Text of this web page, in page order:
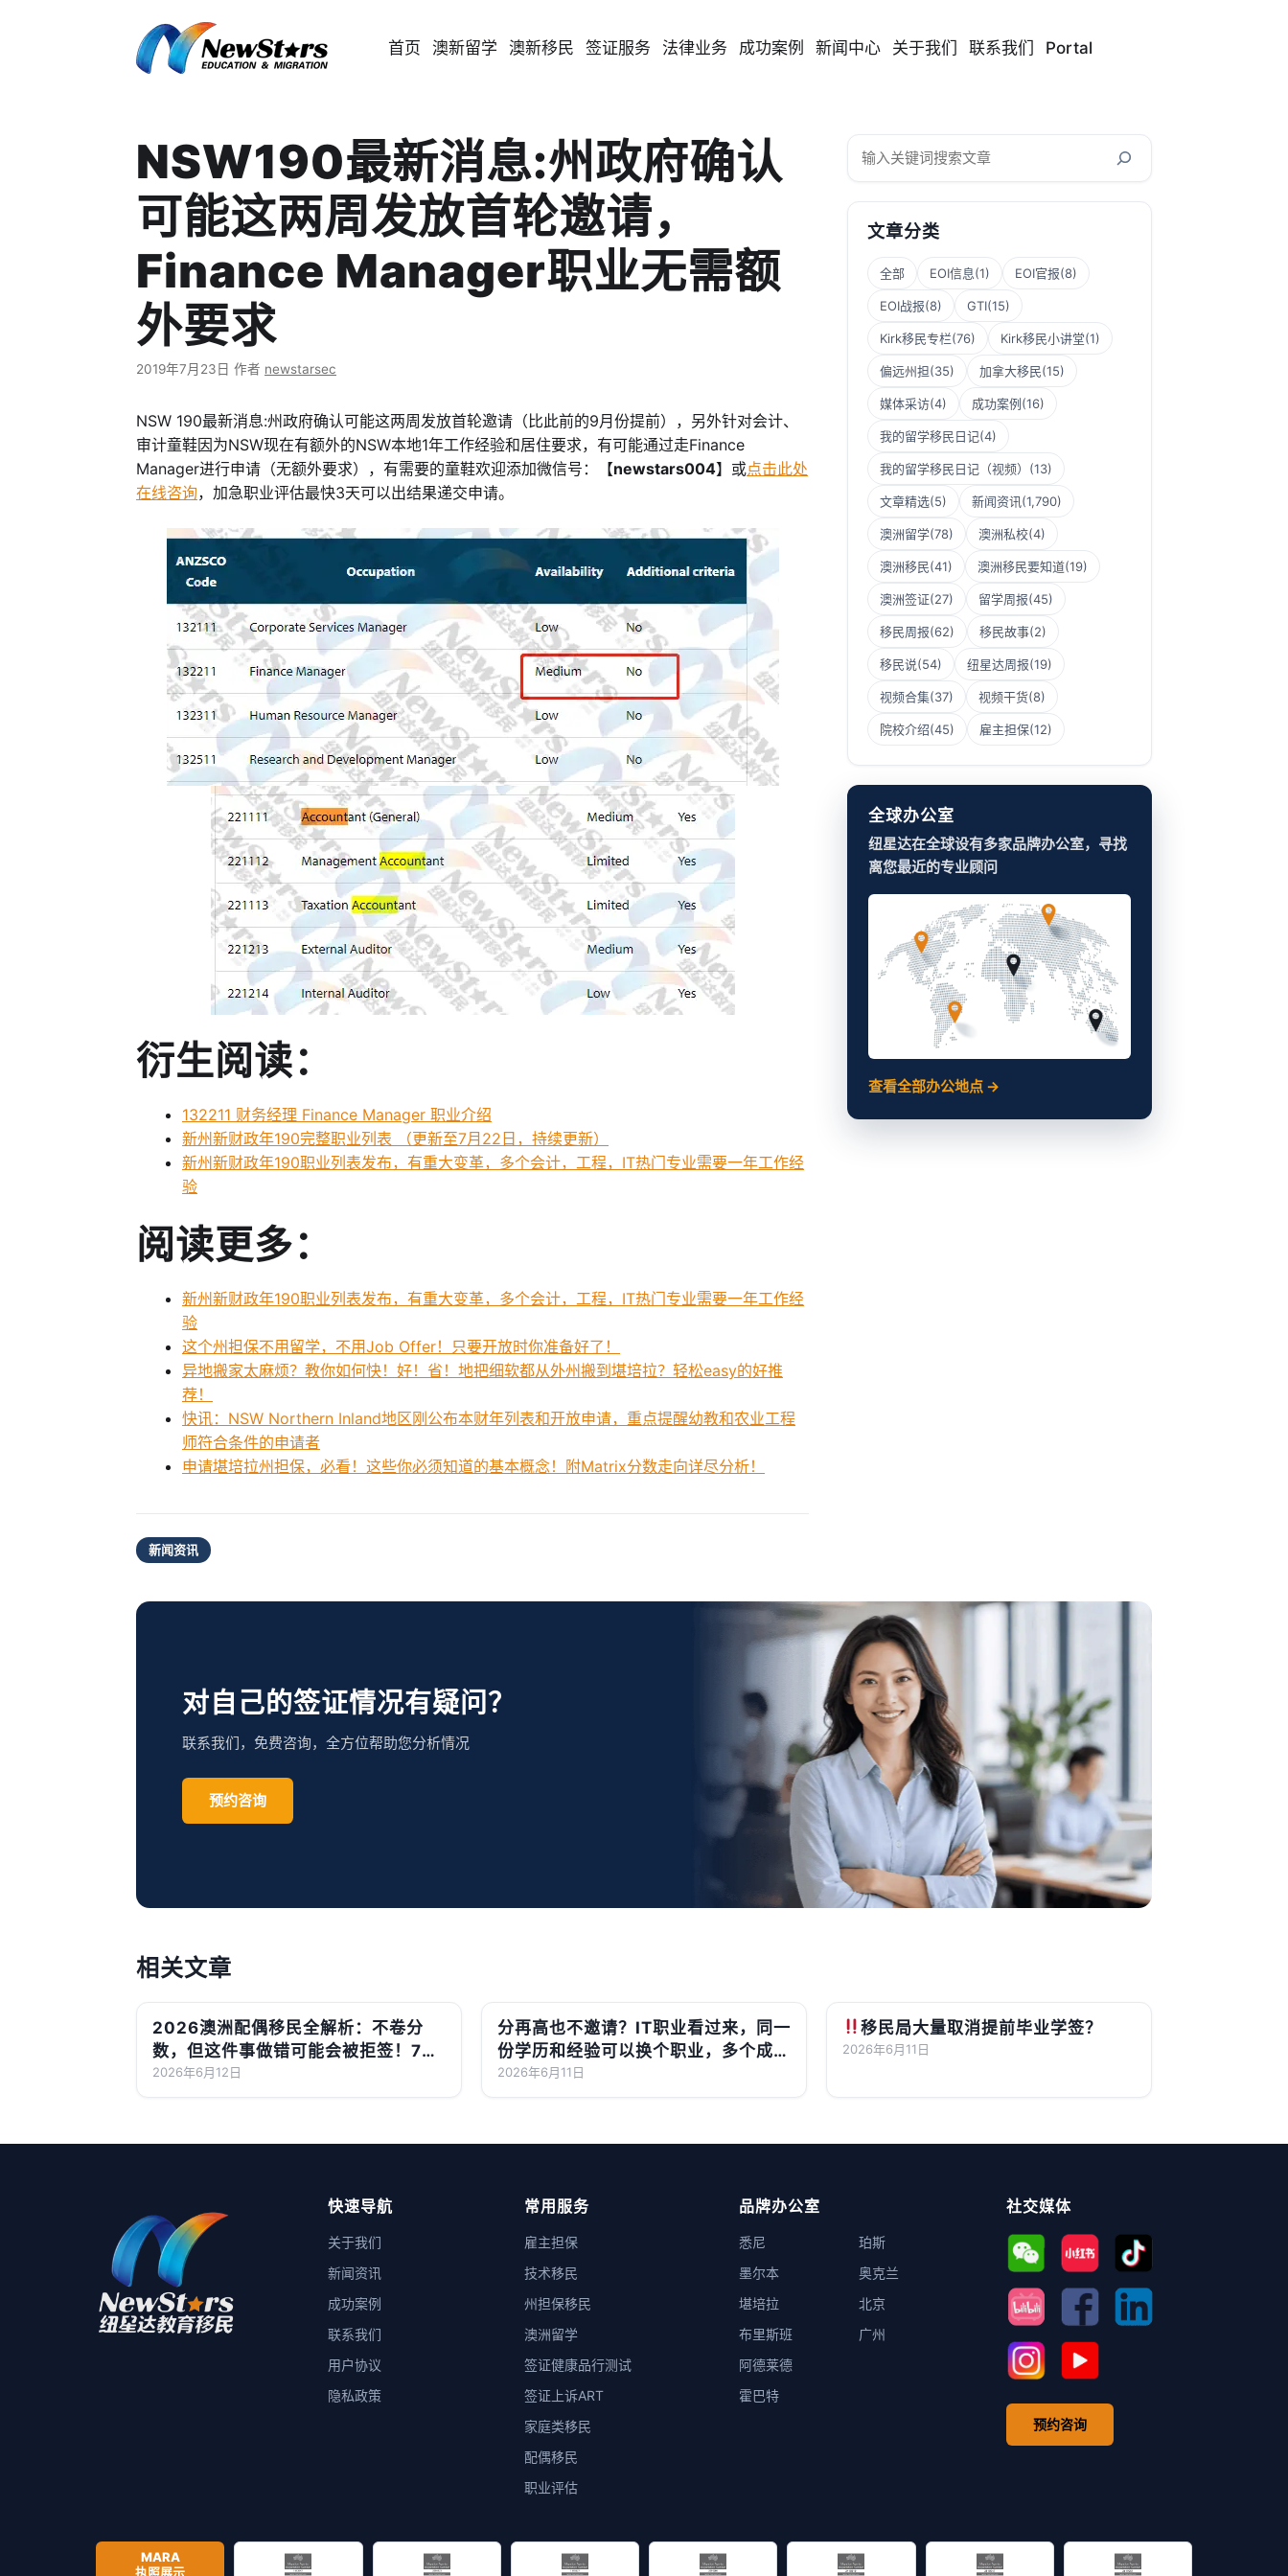
首页 澳新留学 澳新移民 签证服务 法律业务 成功案例 新闻中心 关于我们 联系我们 Portal
NSW190最新消息:州政府确认
可能这两周发放首轮邀请，
Finance Manager职业无需额
外要求
2019年7月23日 作者 newstarsec
NSW 190最新消息:州政府确认可能这两周发放首轮邀请（比此前的9月份提前），另外针对会计、
审计童鞋因为NSW现在有额外的NSW本地1年工作经验和居住要求，有可能通过走Finance
Manager进行申请（无额外要求），有需要的童鞋欢迎添加微信号：【newstars004】或点击此处
在线咨询，加急职业评估最快3天可以出结果递交申请。
衍生阅读：
132211 财务经理 Finance Manager 职业介绍
新州新财政年190完整职业列表 （更新至7月22日，持续更新）
新州新财政年190职业列表发布，有重大变革，多个会计，工程，IT热门专业需要一年工作经
验
阅读更多：
新州新财政年190职业列表发布，有重大变革，多个会计，工程，IT热门专业需要一年工作经
验
这个州担保不用留学，不用Job Offer！只要开放时你准备好了！
异地搬家太麻烦？教你如何快！好！省！地把细软都从外州搬到堪培拉？轻松easy的好推
荐！
快讯：NSW Northern Inland地区刚公布本财年列表和开放申请，重点提醒幼教和农业工程
师符合条件的申请者
申请堪培拉州担保，必看！这些你必须知道的基本概念！附Matrix分数走向详尽分析！
新闻资讯
搜
文章分类
全部 EOI信息(1) EOI官报(8)
EOI战报(8) GTI(15)
Kirk移民专栏(76) Kirk移民小讲堂(1)
偏远州担(35) 加拿大移民(15)
媒体采访(4) 成功案例(16)
我的留学移民日记(4)
我的留学移民日记（视频） (13)
文章精选(5) 新闻资讯(1,790)
澳洲留学(78) 澳洲私校(4)
澳洲移民(41) 澳洲移民要知道(19)
澳洲签证(27) 留学周报(45)
移民周报(62) 移民故事(2)
移民说(54) 纽星达周报(19)
视频合集(37) 视频干货(8)
院校介绍(45) 雇主担保(12)
全球办公室
纽星达在全球设有多家品牌办公室，寻找
离您最近的专业顾问
查看全部办公地点 →
对自己的签证情况有疑问？
联系我们，免费咨询，全方位帮助您分析情况
预约咨询
相关文章
2026澳洲配偶移民全解析：不卷分
数，但这件事做错可能会被拒签！7月
前递交更划算
2026年6月12日
分再高也不邀请？IT职业看过来，同一
份学历和经验可以换个职业，多个成功
案例189/190上岸了！
2026年6月11日
移民局大量取消提前毕业学签？
2026年6月11日
快速导航
关于我们
新闻资讯
成功案例
联系我们
用户协议
隐私政策
常用服务
雇主担保
技术移民
州担保移民
澳洲留学
签证健康品行测试
签证上诉ART
家庭类移民
配偶移民
职业评估
品牌办公室
悉尼
墨尔本
堪培拉
布里斯班
阿德莱德
霍巴特
珀斯
奥克兰
北京
广州
社交媒体
预约咨询
MARA
执照展示